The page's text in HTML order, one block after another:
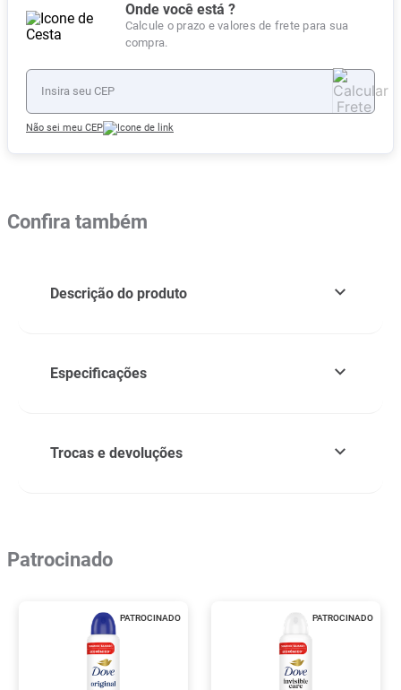
Onde você está ?
Calcule o prazo e valores de frete para sua
compra.
Não sei meu CEP
Confira também
Descrição do produto
Especificações
Trocas e devoluções
Patrocinado
PATROCINADO PATROCINADO